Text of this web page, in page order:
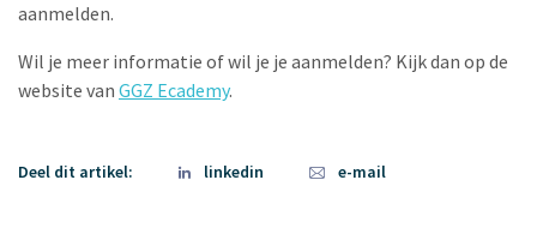
aanmelden.
Wil je meer informatie of wil je je aanmelden? Kijk dan op de
website van GGZ Ecademy.
Deel dit artikel: linkedin e-mail